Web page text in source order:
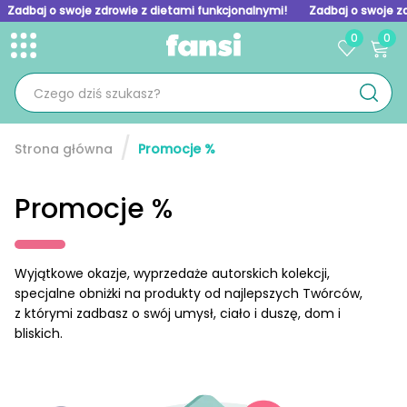
Zadbaj o swoje zdrowie z dietami funkcjonalnymi! Zadbaj o swoje
Toggle menu
0 0
Strona główna Promocje %
Promocje %
Wyjątkowe okazje, wyprzedaże autorskich kolekcji,
specjalne obniżki na produkty od najlepszych Twórców,
z którymi zadbasz o swój umysł, ciało i duszę, dom i
bliskich.
Kategorie produktów
E-booki
Planery i plansze
Foto i Video presety
Inne produkty cyfrowe
Ubrania
Dodatki